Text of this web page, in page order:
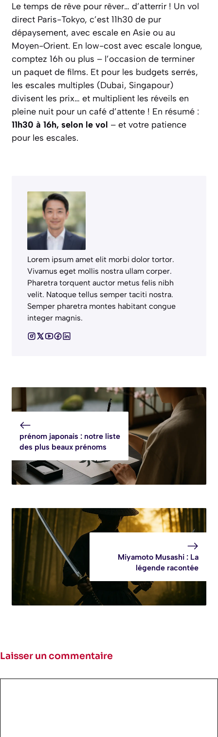
Le temps de rêve pour rêver… d’atterrir ! Un vol
direct Paris-Tokyo, c’est 11h30 de pur
dépaysement, avec escale en Asie ou au
Moyen-Orient. En low-cost avec escale longue,
comptez 16h ou plus – l’occasion de terminer
un paquet de films. Et pour les budgets serrés,
les escales multiples (Dubai, Singapour)
divisent les prix… et multiplient les réveils en
pleine nuit pour un café d’attente ! En résumé :
11h30 à 16h, selon le vol – et votre patience
pour les escales.
Lorem ipsum amet elit morbi dolor tortor.
Vivamus eget mollis nostra ullam corper.
Pharetra torquent auctor metus felis nibh
velit. Natoque tellus semper taciti nostra.
Semper pharetra montes habitant congue
integer magnis.
prénom japonais : notre liste
des plus beaux prénoms
Miyamoto Musashi : La
légende racontée
Laisser un commentaire